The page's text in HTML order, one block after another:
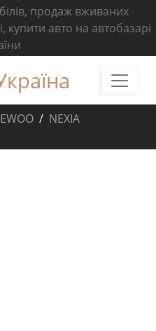
продаж вживаних
купити авто на автобазарі
NEXIA